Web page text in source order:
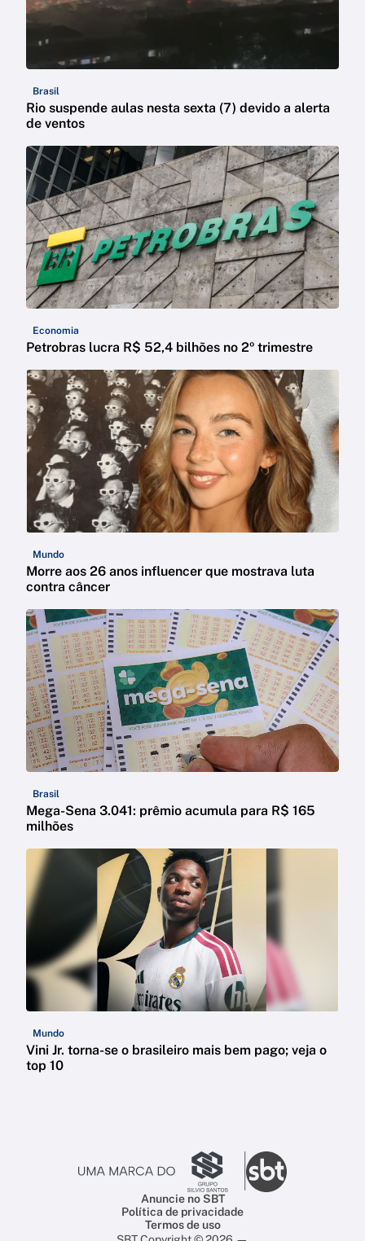
Brasil
Rio suspende aulas nesta sexta (7) devido a alerta
de ventos
Economia
Petrobras lucra R$ 52,4 bilhões no 2º trimestre
Mundo
Morre aos 26 anos influencer que mostrava luta
contra câncer
Brasil
Mega-Sena 3.041: prêmio acumula para R$ 165
milhões
Mundo
Vini Jr. torna-se o brasileiro mais bem pago; veja o
top 10
Anuncie no SBT
Política de privacidade
Termos de uso